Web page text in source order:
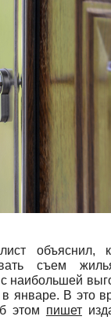
объяснил,
съем
наибольшей
в январе. В это
этом пишет